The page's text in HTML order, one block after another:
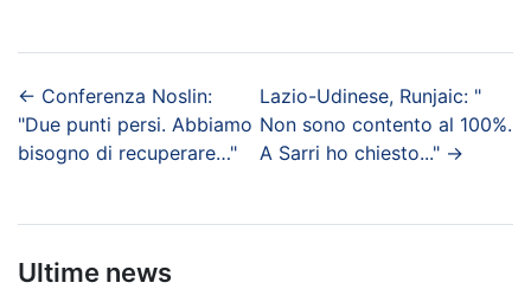
← Conferenza Noslin:
"Due punti persi. Abbiamo
bisogno di recuperare…"
Lazio-Udinese, Runjaic: "
Non sono contento al 100%.
A Sarri ho chiesto..." →
Ultime news